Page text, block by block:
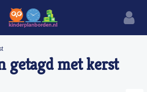
getagd met kerst